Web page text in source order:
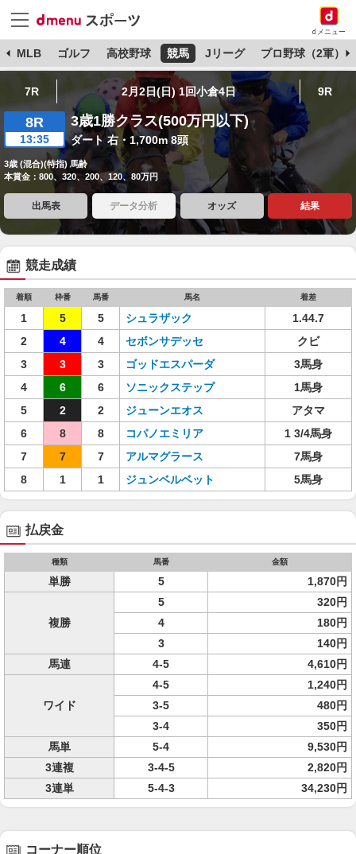
dメニュー
MLB ゴルフ 高校野球 競馬 Jリーグ プロ野球（2軍）
7R 2月2日(日) 1回小倉4日 9R
8R
13:35
3歳1勝クラス(500万円以下)
ダート 右・1,700m 8頭
3歳 (混合)(特指) 馬齢
本賞金：800、320、200、120、80万円
出馬表 データ分析 オッズ 結果
競走成績
着順 枠番 馬番 馬名 着差
1 5 5 シュラザック
1.44.7
2
4 4 セボンサデッセ
クビ
3
3 3 ゴッドエスパーダ
3馬身
4
6 6 ソニックステップ
1馬身
5
2 2 ジューンエオス
アタマ
6
8 8 コパノエミリア
1 3/4馬身
7
7 7 アルマグラース
7馬身
8
1 1 ジュンベルベット 5馬身
払戻金
種類 馬番 金額
単勝 5 1,870円
複勝
5
320円
4
180円
3
140円
馬連
4-5 4,610円
ワイド
4-5
1,240円
3-5
480円
3-4
350円
馬単
5-4
9,530円
3連複
3-4-5
2,820円
3連単
5-4-3 34,230円
コーナー順位